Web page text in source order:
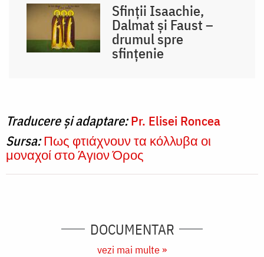
Sfinții Isaachie,
Dalmat și Faust –
drumul spre
sfințenie
Traducere și adaptare:Pr. Elisei Roncea
Sursa:Πως φτιάχνουν τα κόλλυβα οι
μοναχοί στο Άγιον Όρος
DOCUMENTAR
vezi mai multe »